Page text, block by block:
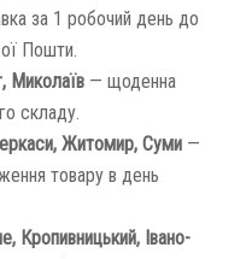
за 1 робочий день до
Пошти.
Миколаїв — щоденна
складу.
Житомир, Суми —
товару в день
Кропивницький, Івано-